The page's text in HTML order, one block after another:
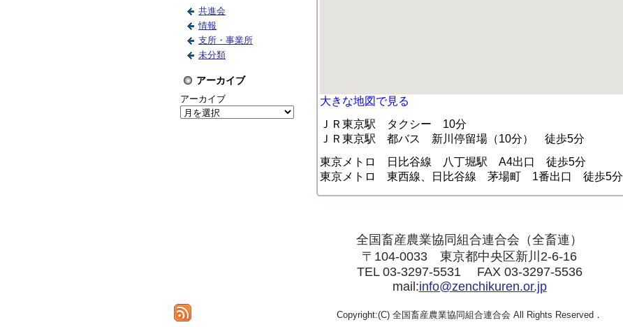
共進会
情報
支所・事業所
未分類
アーカイブ
アーカイブ
大きな地図で見る
ＪＲ東京駅 タクシー 10分
ＪＲ東京駅 都バス 新川停留場（10分） 徒歩5分
東京メトロ 日比谷線 八丁堀駅 A4出口 徒歩5分
東京メトロ 東西線、日比谷線 茅場町 1番出口 徒歩5分
全国畜産農業協同組合連合会（全畜連）
〒104-0033 東京都中央区新川2-6-16
TEL 03-3297-5531 FAX 03-3297-5536
mail:info@zenchikuren.or.jp
Copyright:(C) 全国畜産農業協同組合連合会 All Rights Reserved．